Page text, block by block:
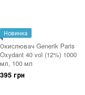
Новинка
Окислювач Generik Paris
Oxydant 40 vol (12%) 1000
мл, 100 мл
395 грн